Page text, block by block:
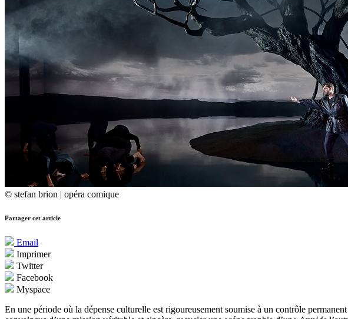
© stefan brion | opéra comique
Partager cet article
Email
Imprimer
Twitter
Facebook
Myspace
En une période où la dépense culturelle est rigoureusement soumise à un contrôle